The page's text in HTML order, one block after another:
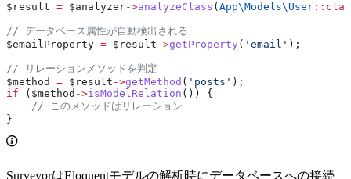
$result = $analyzer->analyzeClass ( App\Models\ User ::
// データベース属性が自動検出される
$emailProperty = $result ->getProperty ( 'email' );
// リレーションメソッドを判定
$method
= $result ->getMethod ( 'posts' );
if ( $method ->isModelRelation ()) {
    // このメソッドはリレーション
}
SurveyorはEloquentモデルの解析時にデータベースへの接続